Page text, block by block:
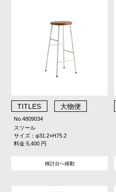
TITLES 大物便
No.4809034
スツール
サイズ：φ31.2×H75.2
料金 5,400 円
検討台へ移動